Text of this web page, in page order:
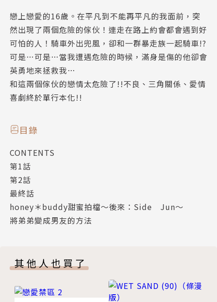
戀上戀愛的16歲。在平凡到不能再平凡的我面前，突
然出現了兩個危險的傢伙！連走在路上約會都會遇到好
可怕的人！騎車外出兜風，卻和一群暴走族一起騎車!?
可是…可是…當我遭遇危險的時候，滿身是傷的他卻會
英勇地來拯救我…
和這兩個傢伙的戀情太危險了!!不良、三角關係、愛情
喜劇終於單行本化!!
目錄
CONTENTS
第1話
第2話
最終話
honey＊buddy甜蜜拍檔～後來：Side Jun～
將弟弟變成男友的方法
其他人也買了